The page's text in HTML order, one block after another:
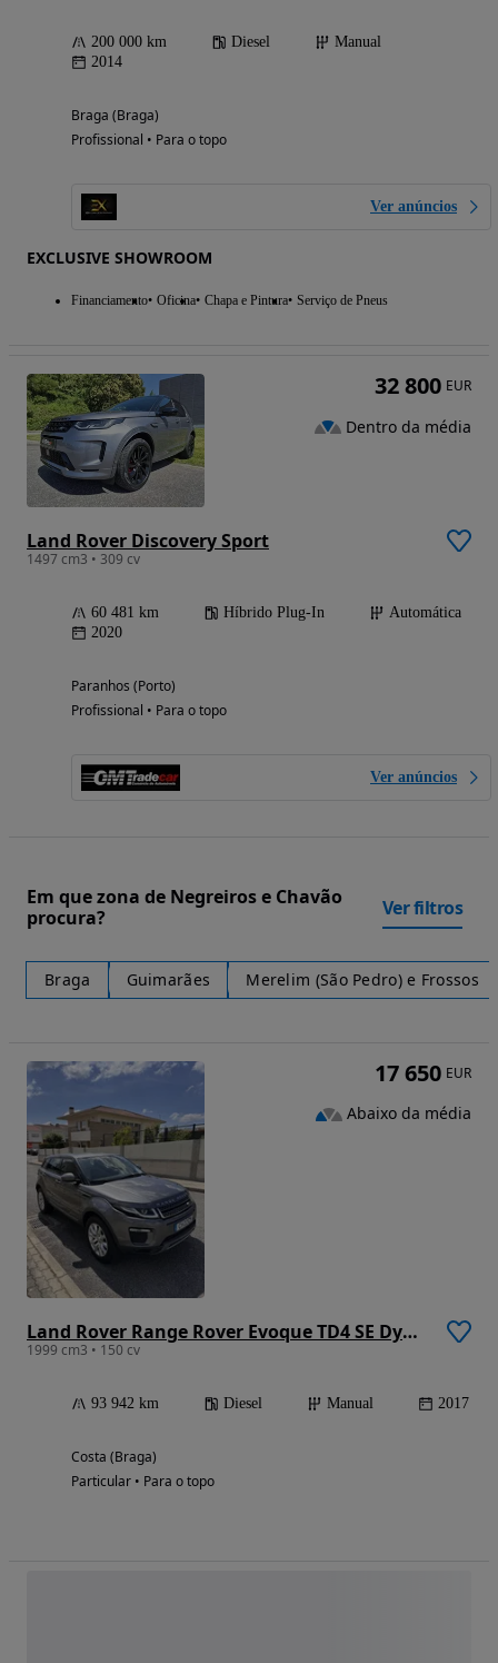
200 000 km Diesel
Manual
2014
Braga (Braga)
Profissional • Para o topo
Ver anúncios
EXCLUSIVE SHOWROOM
Financiamento Oficina Chapa e Pintura Serviço de Pneus
Land Rover Discovery Sport
1497 cm3 • 309 cv
60 481 km Híbrido Plug-In
Automática
2020
Paranhos (Porto)
Profissional • Para o topo
Ver anúncios
32 800 EUR
Dentro da média
Em que zona de Negreiros e Chavão
procura?
Ver filtros
Braga Guimarães Merelim (São Pedro) e Frossos
Land Rover Range Rover Evoque TD4 SE Dynamic
1999 cm3 • 150 cv
93 942 km Diesel Manual 2017
Costa (Braga)
Particular • Para o topo
17 650 EUR
Abaixo da média